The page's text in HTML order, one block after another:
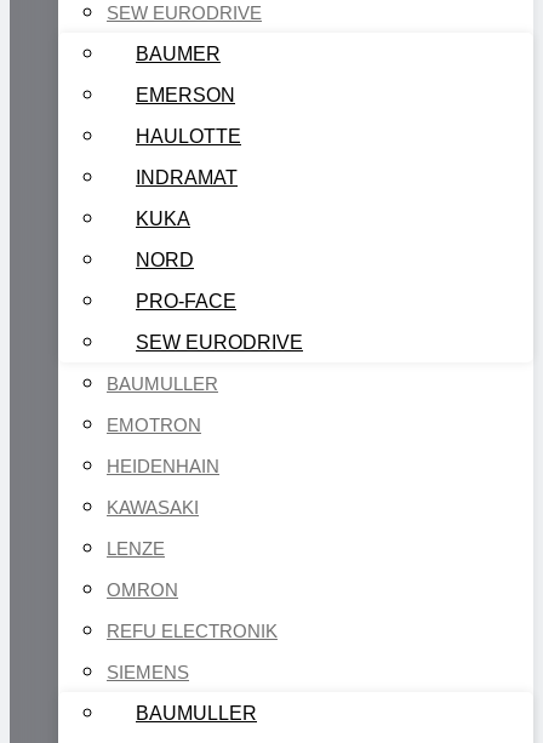
SEW EURODRIVE
BAUMER
EMERSON
HAULOTTE
INDRAMAT
KUKA
NORD
PRO-FACE
SEW EURODRIVE
BAUMULLER
EMOTRON
HEIDENHAIN
KAWASAKI
LENZE
OMRON
REFU ELECTRONIK
SIEMENS
BAUMULLER